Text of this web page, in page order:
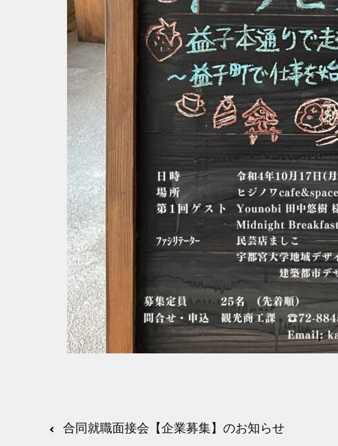
合同就職面接会【企業募集】のお知らせ